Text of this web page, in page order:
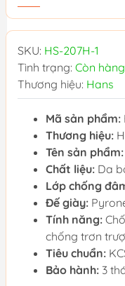
SKU: HS-207H-1
Tình trạng: Còn hàng
Thương hiệu: Hans
Mã sản phẩm:
Thương hiệu:
Tên sản phẩm:
Chất liệu: Da
Lớp chống
Đế giày:
Tính năng:
chống trơn
Tiêu chuẩn:
Bảo hành: 3